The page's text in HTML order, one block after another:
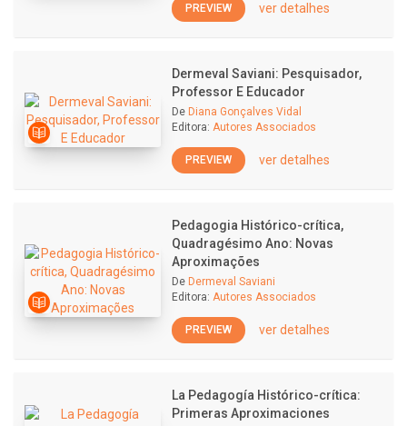
PREVIEW ver detalhes
Dermeval Saviani: Pesquisador,
Professor E Educador
De Diana Gonçalves Vidal
Editora: Autores Associados
PREVIEW ver detalhes
Pedagogia Histórico-crítica,
Quadragésimo Ano: Novas
Aproximações
De Dermeval Saviani
Editora: Autores Associados
PREVIEW ver detalhes
La Pedagogía Histórico-crítica:
Primeras Aproximaciones